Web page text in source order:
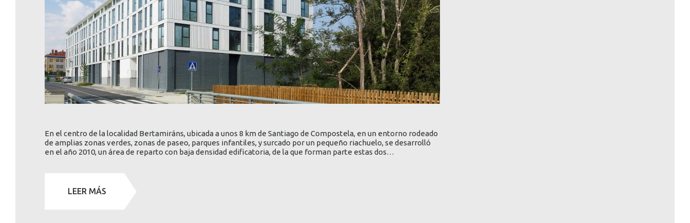
En el centro de la localidad Bertamiráns, ubicada a unos 8 km de Santiago de Compostela, en un entorno rodeado
de amplias zonas verdes, zonas de paseo, parques infantiles, y surcado por un pequeño riachuelo, se desarrolló
en el año 2010, un área de reparto con baja densidad edificatoria, de la que forman parte estas dos…
LEER MÁS